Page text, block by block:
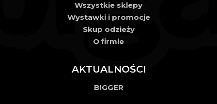
Wszystkie sklepy
Wystawki i promocje
Skup odzieży
O firmie
AKTUALNOŚCI
BIGGER